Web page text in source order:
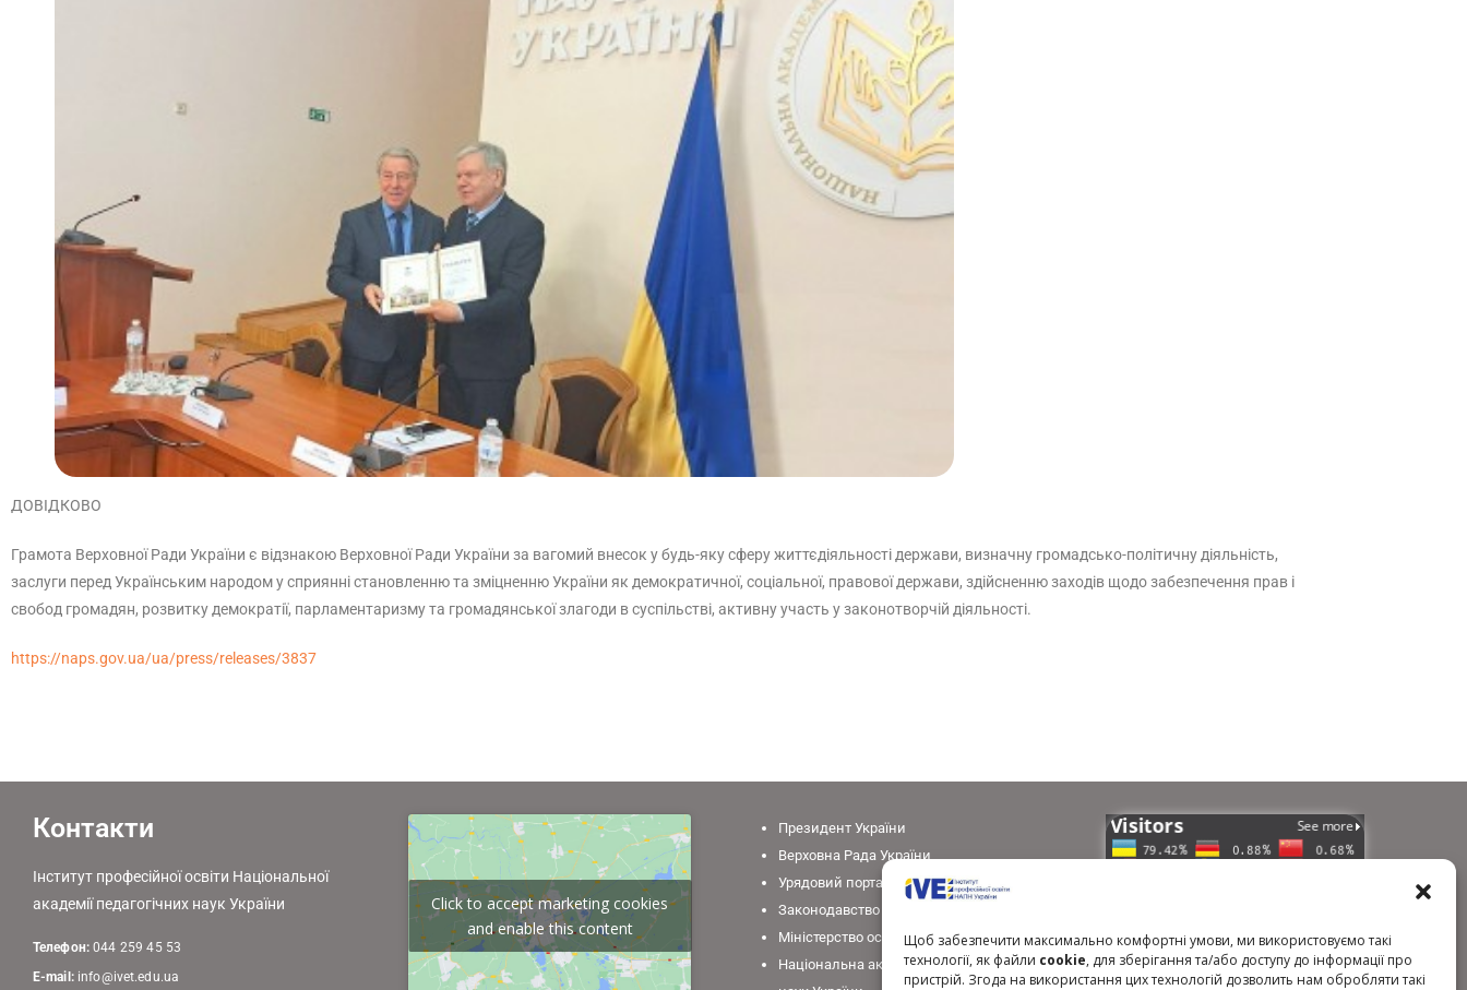
Щоб забезпечити максимально комфортні умови, ми використовуємо такі
технології, як файли cookie, для зберігання та/або доступу до інформації про
пристрій. Згода на використання цих технологій дозволить нам обробляти такі
ДОВІДКОВО
Грамота Верховної Ради України є відзнакою Верховної Ради України за вагомий внесок у будь-яку сферу життєдіяльності держави, визначну громадсько-політичну діяльність,
заслуги перед Українським народом у сприянні становленню та зміцненню України як демократичної, соціальної, правової держави, здійсненню заходів щодо забезпечення прав і
свобод громадян, розвитку демократії, парламентаризму та громадянської злагоди в суспільстві, активну участь у законотворчій діяльності.
https://naps.gov.ua/ua/press/releases/3837
Контакти
Інститут професійної освіти Національної
академії педагогічних наук України
Телефон:044 259 45 53
E-mail: info@ivet.edu.ua
Click to accept marketing cookies
and enable this content
Президент України
Верховна Рада України
Урядовий портал
Законодавство України
Міністерство освіти і науки України
Національна академія педагогічних